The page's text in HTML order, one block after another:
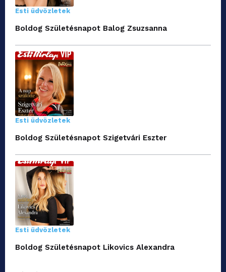
Esti üdvözletek
Boldog Születésnapot Balog Zsuzsanna
Esti üdvözletek
Boldog Születésnapot Szigetvári Eszter
Esti üdvözletek
Boldog Születésnapot Likovics Alexandra